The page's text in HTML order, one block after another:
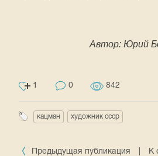
Автор: Юрий
1 0 842
кацман художник ссср
Предыдущая публикация
К